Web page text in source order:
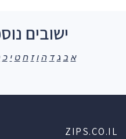
ישובים
א ב ג ד ה ו ז ח ט י כ
ZIPS.CO.IL